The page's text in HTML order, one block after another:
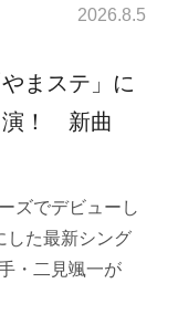
2026.8.5
まステ」に
演！ 新曲
ズでデビューし
した最新シング
・二見颯一が